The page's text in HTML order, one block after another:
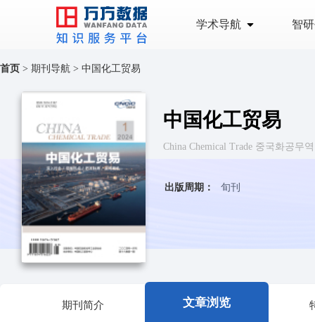
学术导航 智
首页 > 期刊导航 > 中国化工贸易
中国化工贸易
China Chemical Trade 중국화공무역
出版周期： 旬刊
期刊简介 文章浏览